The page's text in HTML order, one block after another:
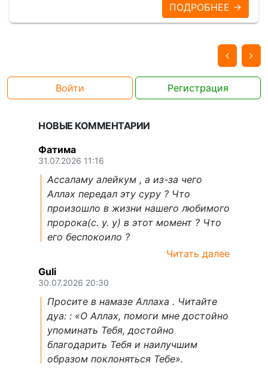
ПОДРОБНЕЕ →
Войти Регистрация
НОВЫЕ КОММЕНТАРИИ
Фатима
31.07.2026 11:16
Ассаламу алейкум , а из-за чего
Аллах передал эту суру ? Что
произошло в жизни нашего любимого
пророка(с. у. у) в этот момент ? Что
его беспокоило ?
Читать далее
Guli
30.07.2026 20:30
Просите в намазе Аллаха . Читайте
дуа: : «О Аллах, помоги мне достойно
упоминать Тебя, достойно
благодарить Тебя и наилучшим
образом поклоняться Тебе».